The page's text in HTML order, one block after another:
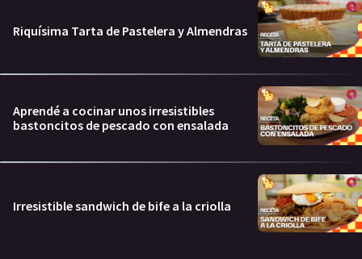
Riquísima Tarta de Pastelera y Almendras
Aprendé a cocinar unos irresistibles
bastoncitos de pescado con ensalada
Irresistible sandwich de bife a la criolla